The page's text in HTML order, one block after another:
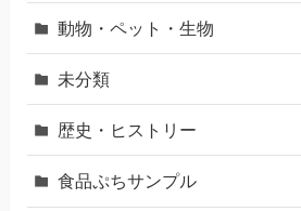
動物・ペット・生物
未分類
歴史・ヒストリー
食品ぷちサンプル